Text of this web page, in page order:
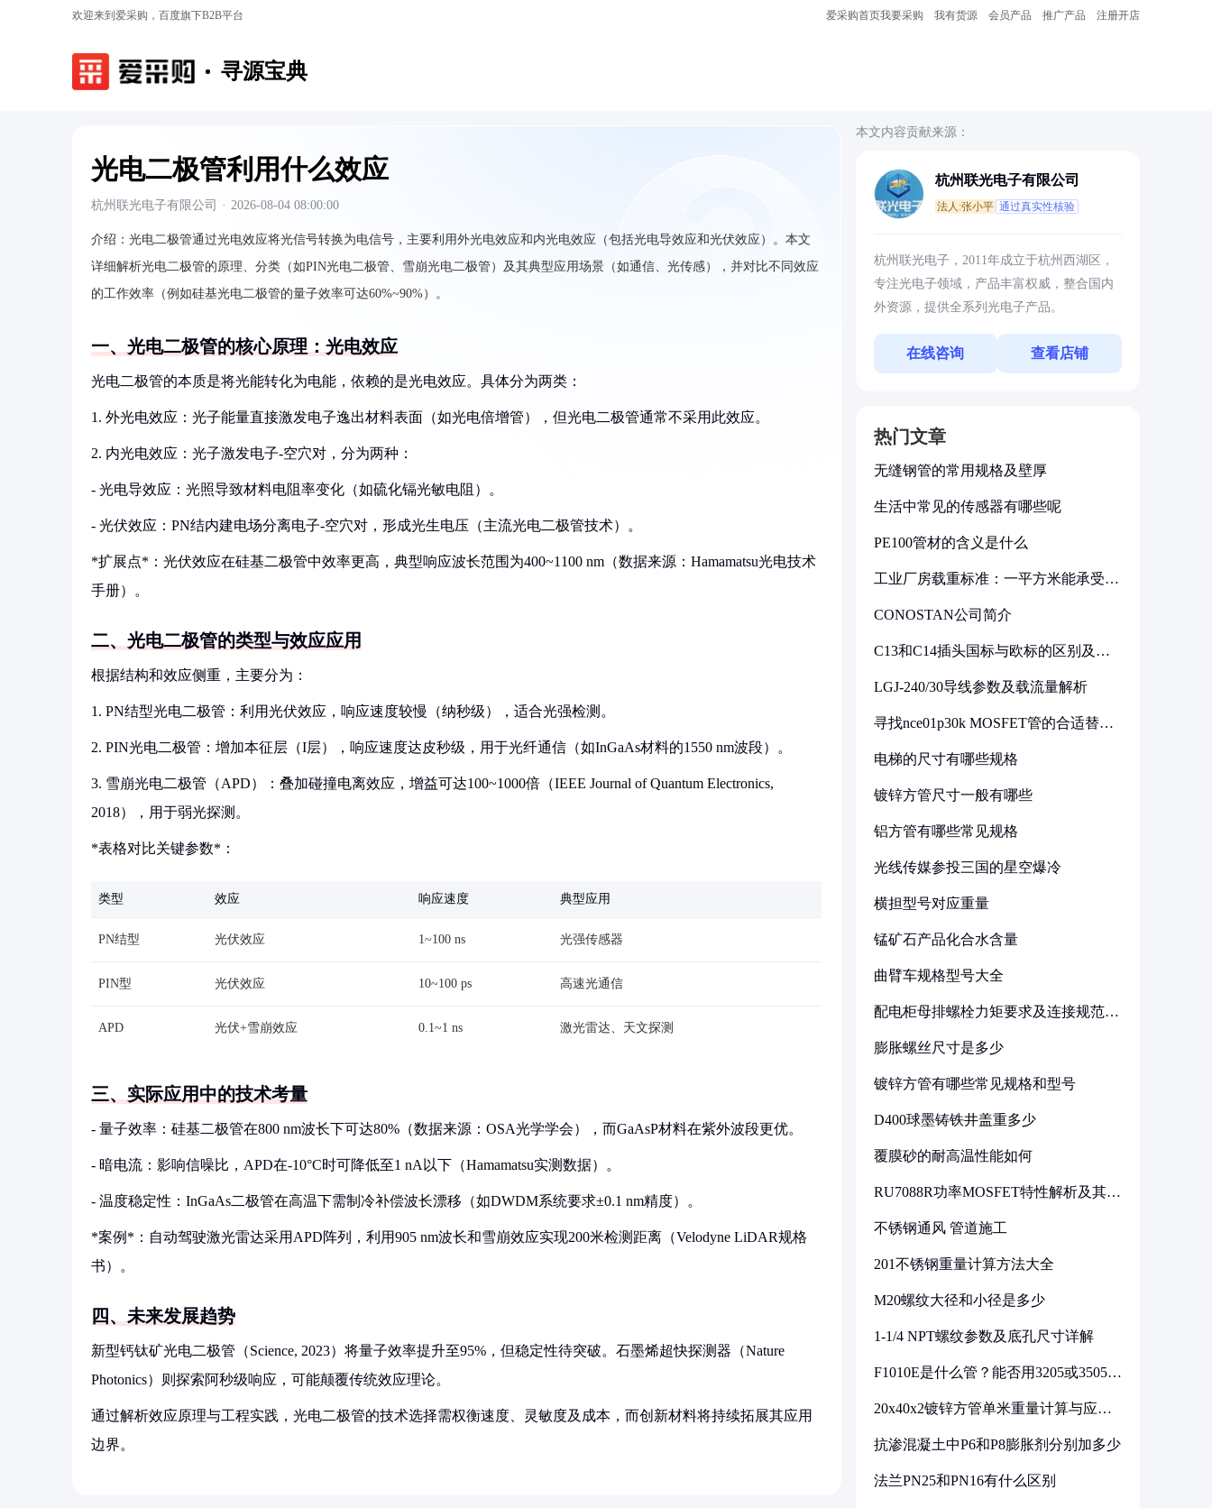
欢迎来到爱采购，百度旗下B2B平台 爱采购首页我要采购 我有货源 会员产品 推广产品 注册开店
寻源宝典
光电二极管利用什么效应
杭州联光电子有限公司 · 2026-08-04 08:00:00
介绍： 光电二极管通过光电效应将光信号转换为电信号，主要利用外光电效应和内光电效应（包括光电导效应和光伏效应）。本文
详细解析光电二极管的原理、分类（如PIN光电二极管、雪崩光电二极管）及其典型应用场景（如通信、光传感），并对比不同效应
的工作效率（例如硅基光电二极管的量子效率可达60%~90%）。
一、光电二极管的核心原理：光电效应
光电二极管的本质是将光能转化为电能，依赖的是光电效应。具体分为两类：
1. 外光电效应：光子能量直接激发电子逸出材料表面（如光电倍增管），但光电二极管通常不采用此效应。
2. 内光电效应：光子激发电子-空穴对，分为两种：
- 光电导效应：光照导致材料电阻率变化（如硫化镉光敏电阻）。
- 光伏效应：PN结内建电场分离电子-空穴对，形成光生电压（主流光电二极管技术）。
*扩展点*：光伏效应在硅基二极管中效率更高，典型响应波长范围为400~1100 nm（数据来源：Hamamatsu光电技术
手册）。
二、光电二极管的类型与效应应用
根据结构和效应侧重，主要分为：
1. PN结型光电二极管：利用光伏效应，响应速度较慢（纳秒级），适合光强检测。
2. PIN光电二极管：增加本征层（I层），响应速度达皮秒级，用于光纤通信（如InGaAs材料的1550 nm波段）。
3. 雪崩光电二极管（APD）：叠加碰撞电离效应，增益可达100~1000倍（IEEE Journal of Quantum Electronics,
2018），用于弱光探测。
*表格对比关键参数*：
类型 效应 响应速度 典型应用
PN结型 光伏效应 1~100 ns 光强传感器
PIN型 光伏效应 10~100 ps 高速光通信
APD 光伏+雪崩效应 0.1~1 ns 激光雷达、天文探测
三、实际应用中的技术考量
- 量子效率：硅基二极管在800 nm波长下可达80%（数据来源：OSA光学学会），而GaAsP材料在紫外波段更优。
- 暗电流：影响信噪比，APD在-10°C时可降低至1 nA以下（Hamamatsu实测数据）。
- 温度稳定性：InGaAs二极管在高温下需制冷补偿波长漂移（如DWDM系统要求±0.1 nm精度）。
*案例*：自动驾驶激光雷达采用APD阵列，利用905 nm波长和雪崩效应实现200米检测距离（Velodyne LiDAR规格
书）。
四、未来发展趋势
新型钙钛矿光电二极管（Science, 2023）将量子效率提升至95%，但稳定性待突破。石墨烯超快探测器（Nature
Photonics）则探索阿秒级响应，可能颠覆传统效应理论。
通过解析效应原理与工程实践，光电二极管的技术选择需权衡速度、灵敏度及成本，而创新材料将持续拓展其应用
边界。
本文内容贡献来源：
杭州联光电子有限公司
法人:张小平 通过真实性核验
杭州联光电子，2011年成立于杭州西湖区，
专注光电子领域，产品丰富权威，整合国内
外资源，提供全系列光电子产品。
在线咨询 查看店铺
热门文章
无缝钢管的常用规格及壁厚
生活中常见的传感器有哪些呢
PE100管材的含义是什么
工业厂房载重标准：一平方米能承受多
CONOSTAN公司简介
C13和C14插头国标与欧标的区别及其
LGJ-240/30导线参数及载流量解析
寻找nce01p30k MOSFET管的合适替代
电梯的尺寸有哪些规格
镀锌方管尺寸一般有哪些
铝方管有哪些常见规格
光线传媒参投三国的星空爆冷
横担型号对应重量
锰矿石产品化合水含量
曲臂车规格型号大全
配电柜母排螺栓力矩要求及连接规范详
膨胀螺丝尺寸是多少
镀锌方管有哪些常见规格和型号
D400球墨铸铁井盖重多少
覆膜砂的耐高温性能如何
RU7088R功率MOSFET特性解析及其在
不锈钢通风 管道施工
201不锈钢重量计算方法大全
M20螺纹大径和小径是多少
1-1/4 NPT螺纹参数及底孔尺寸详解
F1010E是什么管？能否用3205或3505代
20x40x2镀锌方管单米重量计算与应用
抗渗混凝土中P6和P8膨胀剂分别加多少
法兰PN25和PN16有什么区别